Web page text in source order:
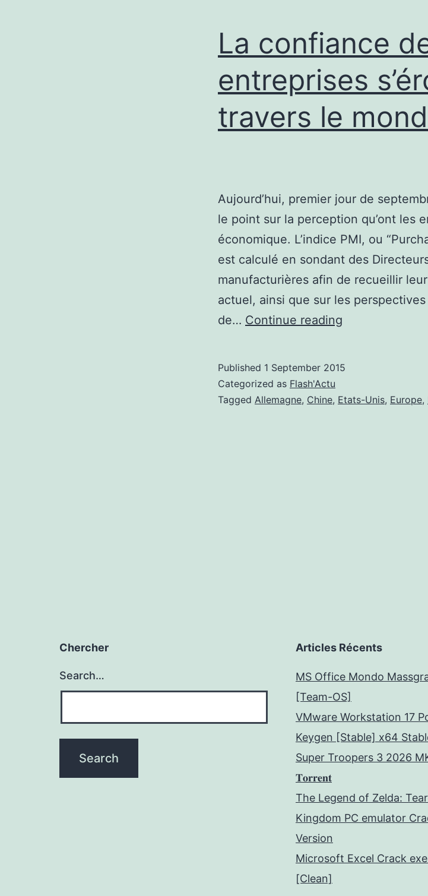
La confiance
entreprises
travers le
Aujourd’hui, premier jour de
le point sur la perception qu’ont les
économique. L’indice PMI, ou
est calculé en sondant des
manufacturières afin de recueillir
actuel, ainsi que sur les
de… Continue reading
s’érode
Published 1 September 2015
Categorized as Flash'Actu
Tagged Allemagne, Chine, Etats-Unis, Europe,
Chercher
Search…
Articles Récents
MS Office Mondo
[Team-OS]
VMware Workstation 17
Keygen [Stable] x64
Super Troopers 3 2026
𝐓𝐨𝐫𝐫𝐞𝐧𝐭
The Legend of Zelda:
Kingdom PC emulator
Version
Microsoft Excel Crack
[Clean]